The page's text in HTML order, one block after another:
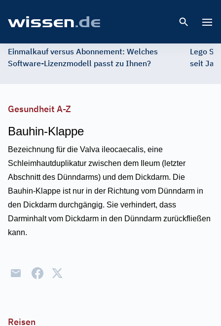
Einmalkauf versus Abonnement: Welches
Software-Lizenzmodell passt zu Ihnen?
Lego
seit
Gesundheit A-Z
Bauhin-Klappe
Bezeichnung für die Valva ileocaecalis, eine
Schleimhautduplikatur zwischen dem Ileum (letzter
Abschnitt des Dünndarms) und dem Dickdarm. Die
Bauhin-Klappe ist nur in der Richtung vom Dünndarm in
den Dickdarm durchgängig. Sie verhindert, dass
Darminhalt vom Dickdarm in den Dünndarm zurückfließen
kann.
Reisen